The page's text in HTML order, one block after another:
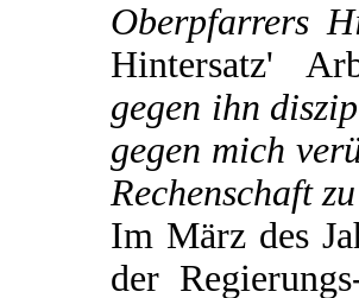
Oberpfarrers
Hintersatz'
gegen ihn
gegen mich
Rechenschaft
Im März des
der